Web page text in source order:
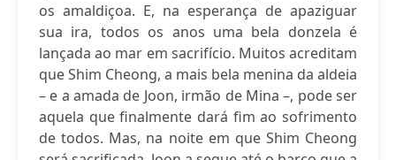
os amaldiçoa. E, na esperança de apaziguar
sua ira, todos os anos uma bela donzela é
lançada ao mar em sacrifício. Muitos acreditam
que Shim Cheong, a mais bela menina da aldeia
– e a amada de Joon, irmão de Mina –, pode ser
aquela que finalmente dará fim ao sofrimento
de todos. Mas, na noite em que Shim Cheong